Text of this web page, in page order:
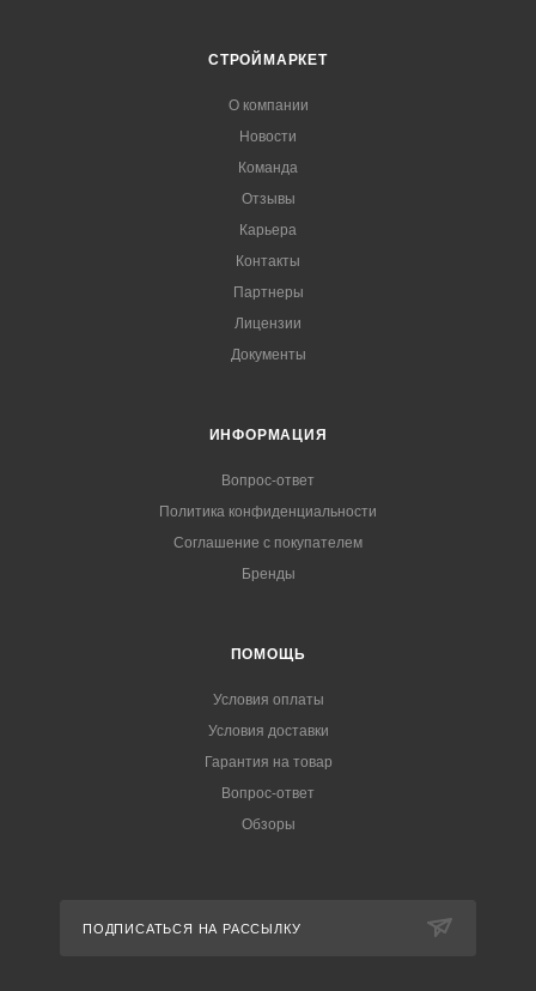
СТРОЙМАРКЕТ
О компании
Новости
Команда
Отзывы
Карьера
Контакты
Партнеры
Лицензии
Документы
ИНФОРМАЦИЯ
Вопрос-ответ
Политика конфиденциальности
Соглашение с покупателем
Бренды
ПОМОЩЬ
Условия оплаты
Условия доставки
Гарантия на товар
Вопрос-ответ
Обзоры
ПОДПИСАТЬСЯ НА РАССЫЛКУ